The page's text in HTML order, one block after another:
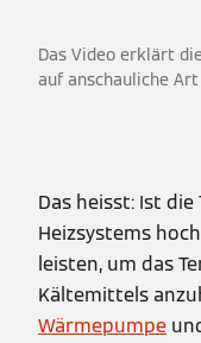
Das Video erklärt
auf anschauliche
Das heisst: Ist
Heizsystems
leisten, um das
Kältemittels
Wärmepumpe